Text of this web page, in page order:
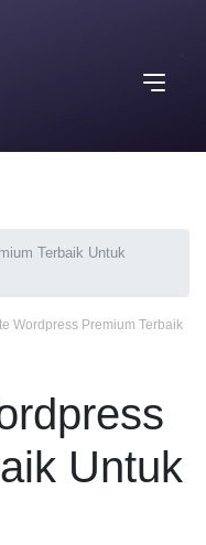
Terbaik Untuk
Wordpress Premium Terbaik
Untuk